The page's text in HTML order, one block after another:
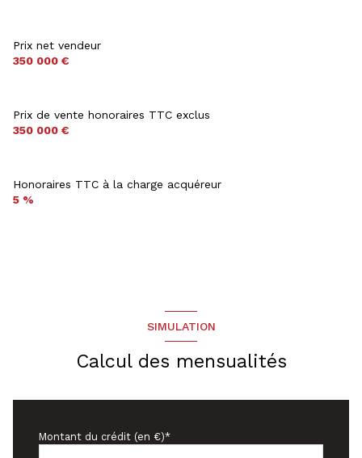
piscinable
Prix net vendeur
350 000 €
Prix de vente honoraires TTC exclus
350 000 €
Honoraires TTC à la charge acquéreur
5 %
SIMULATION
Calcul des mensualités
Montant du crédit (en €)*